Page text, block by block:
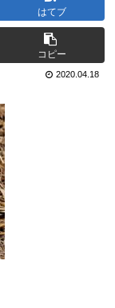
はてブ
コピー
2020.04.18